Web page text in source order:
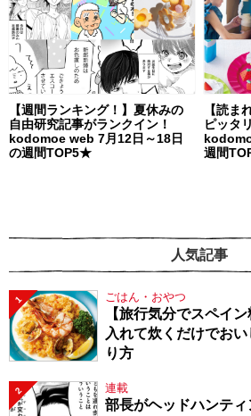
【週間ランキング！】夏休みの
自由研究記事がランクイン！
kodomoe web 7月12日～18日
の週間TOP5★
【読ま
ピッタ
週間
人気記事
1 ごはん・おやつ
【旅行気分でスペイ
入れて炊くだけでお
り方
2 連載
部長がヘッドハンテ